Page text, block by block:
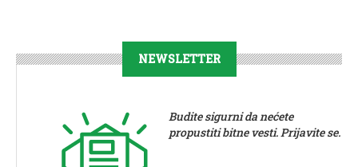
NEWSLETTER
Budite sigurni da nećete
propustiti bitne vesti. Prijavite se.